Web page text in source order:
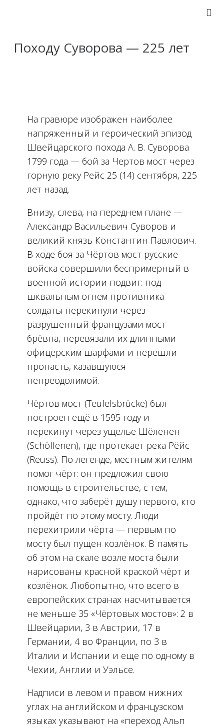
Походу Суворова — 225 лет
На гравюре изображен наиболее
напряженный и героический эпизод
Швейцарского похода А. В. Суворова
1799 года — бой за Чертов мост через
горную реку Рейс 25 (14) сентября, 225
лет назад.
Внизу, слева, на переднем плане —
Александр Васильевич Суворов и
великий князь Константин Павлович.
В ходе боя за Чёртов мост русские
войска совершили беспримерный в
военной истории подвиг: под
шквальным огнем противника
солдаты перекинули через
разрушенный французами мост
брёвна, перевязали их длинными
офицерским шарфами и перешли
пропасть, казавшуюся
непреодолимой.
Чёртов мост (Teufelsbrücke) был
построен ещё в 1595 году и
перекинут через ущелье Шёленен
(Schöllenen), где протекает река Рёйс
(Reuss). По легенде, местным жителям
помог чёрт: он предложил свою
помощь в строительстве, с тем,
однако, что заберёт душу первого, кто
пройдёт по этому мосту. Люди
перехитрили чёрта — первым по
мосту был пущен козлёнок. В память
об этом на скале возле моста были
нарисованы красной краской чёрт и
козлёнок. Любопытно, что всего в
европейских странах насчитывается
не меньше 35 «Чёртовых мостов»: 2 в
Швейцарии, 3 в Австрии, 17 в
Германии, 4 во Франции, по 3 в
Италии и Испании и еще по одному в
Чехии, Англии и Уэльсе.
Надписи в левом и правом нижних
углах на английском и французском
языках указывают на «переход Альп